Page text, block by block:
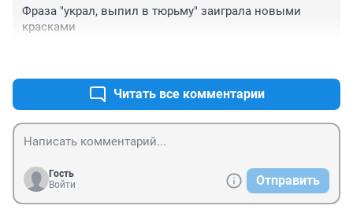
Фраза "украл, выпил в тюрьму" заиграла новыми
красками
Читать все комментарии
Гость
Войти
Отправить